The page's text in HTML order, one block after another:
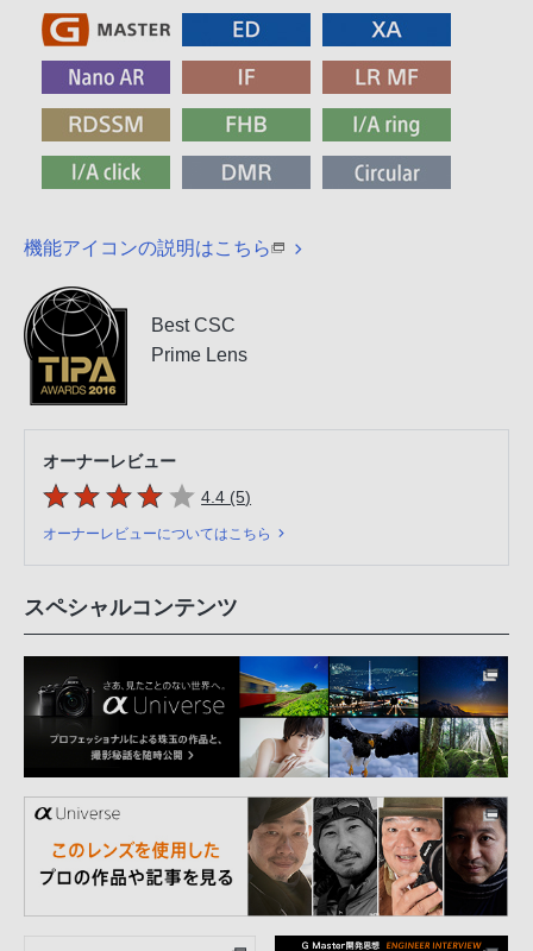
機能アイコンの説明はこちら
Best CSC
Prime Lens
オーナーレビュー
5つの星のうち
4.4 (5件のレビュー
)
オーナーレビューについてはこちら
スペシャルコンテンツ